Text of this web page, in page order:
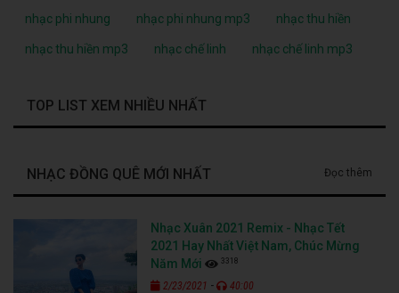
nhạc phi nhung nhạc phi nhung mp3 nhạc thu hiền
nhạc thu hiền mp3 nhạc chế linh nhạc chế linh mp3
TOP LIST XEM NHIỀU NHẤT
NHẠC ĐỒNG QUÊ MỚI NHẤT Đọc thêm
Nhạc Xuân 2021 Remix - Nhạc Tết
2021 Hay Nhất Việt Nam, Chúc Mừng
Năm Mới
3318
2/23/2021 - 40:00